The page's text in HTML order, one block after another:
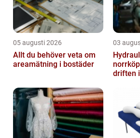
05 augusti 2026
Allt du behöver veta om
areamätning i bostäder
03
norrköping så
driften